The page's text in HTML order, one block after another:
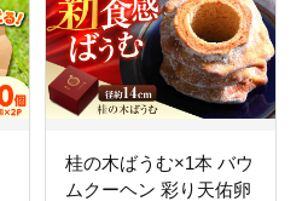
桂の木ばうむ×1本 バウ
ムクーヘン 彩り天佑卵